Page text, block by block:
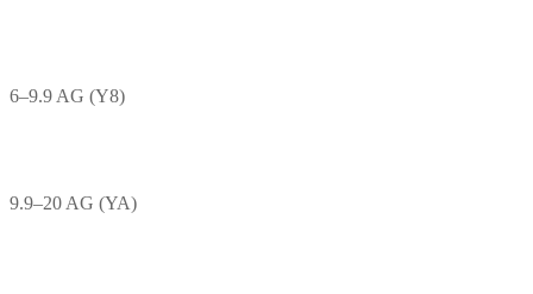
6–9.9 AG (Y8)
9.9–20 AG (YA)